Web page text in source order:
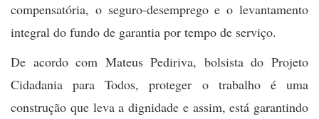
compensatória, o seguro-desemprego e o levantamento
integral do fundo de garantia por tempo de serviço.
De acordo com Mateus Pediriva, bolsista do Projeto
Cidadania para Todos, proteger o trabalho é uma
construção que leva a dignidade e assim, está garantindo